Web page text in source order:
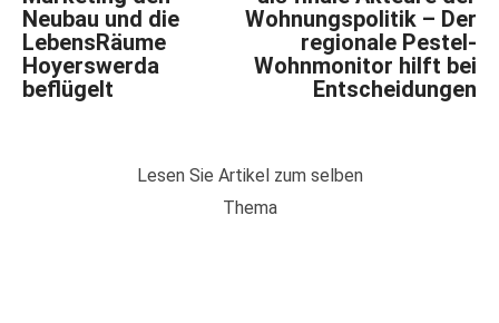
Neubau und die
LebensRäume
Hoyerswerda
beflügelt
Wohnungspolitik – Der
regionale Pestel-
Wohnmonitor hilft bei
Entscheidungen
Lesen Sie Artikel zum selben
Thema